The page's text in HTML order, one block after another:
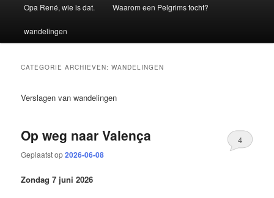
Opa René, wie is dat. Waarom een Pelgrims tocht?
wandelingen
CATEGORIE ARCHIEVEN:WANDELINGEN
Verslagen van wandelingen
Op weg naar Valença
Geplaatst op2026-06-08
4
Zondag 7 juni 2026